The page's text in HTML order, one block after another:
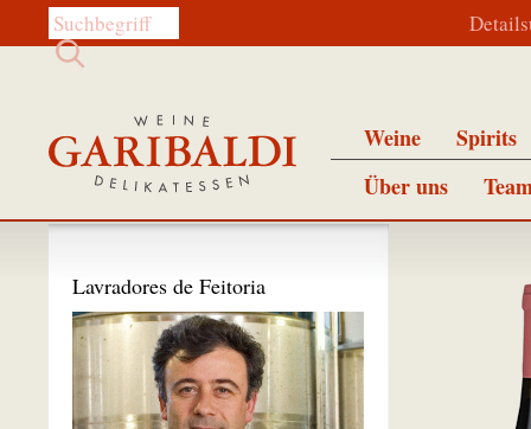
Diese Website durchsuchen:
Weine
Spirits
Über uns
Lavradores de Feitoria